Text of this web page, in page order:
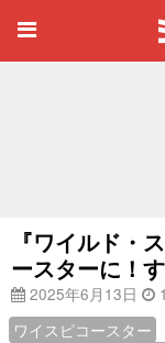
『ワイルド・
ースターに！
2025年6月13日
ワイスピコースター